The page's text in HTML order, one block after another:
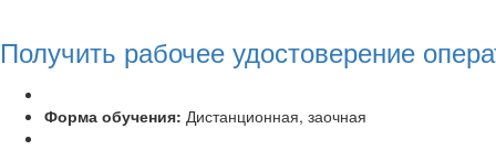
Получить рабочее удостоверение
Форма обучения: Дистанционная, заочная